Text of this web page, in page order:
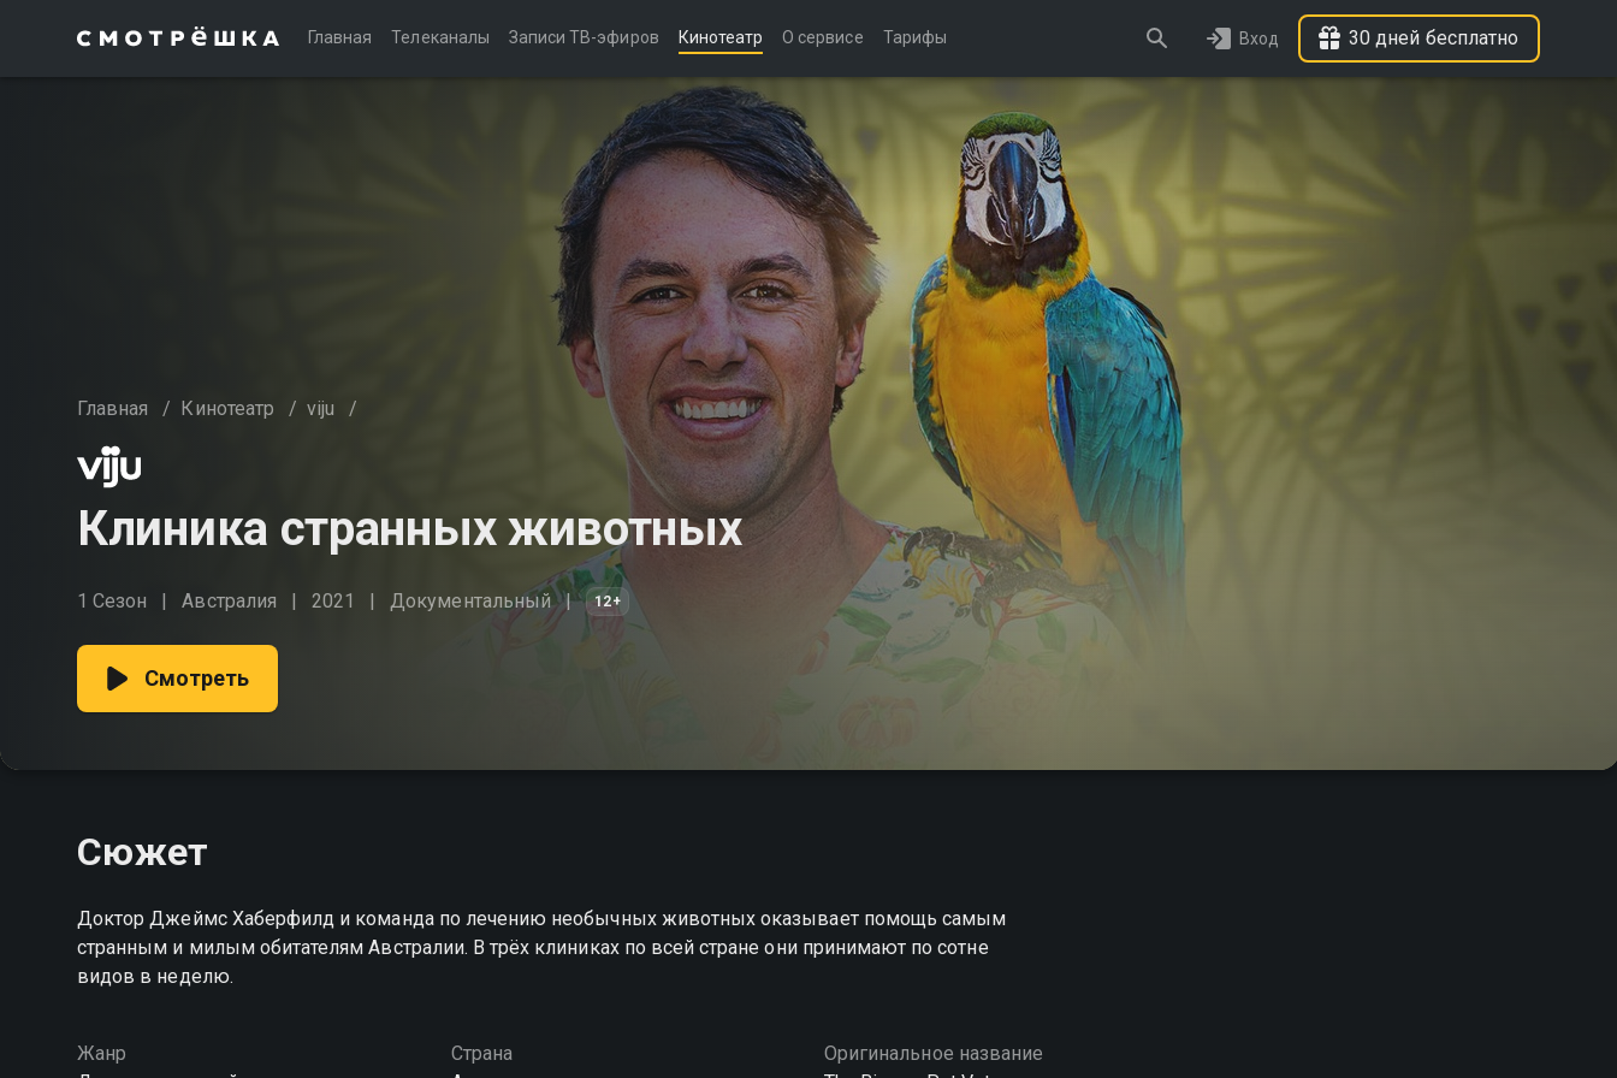
Главная Телеканалы Записи ТВ-эфиров Кинотеатр О сервисе Тарифы Вход 30 дней бесплатно
Главная / Кинотеатр / viju /
Клиника странных животных
1 Сезон Австралия 2021 Документальный 12+
Смотреть
Сюжет
Доктор Джеймс Хаберфилд и команда по лечению необычных животных оказывает помощь самым
странным и милым обитателям Австралии. В трёх клиниках по всей стране они принимают по сотне
видов в неделю.
Жанр
Страна
Оригинальное название